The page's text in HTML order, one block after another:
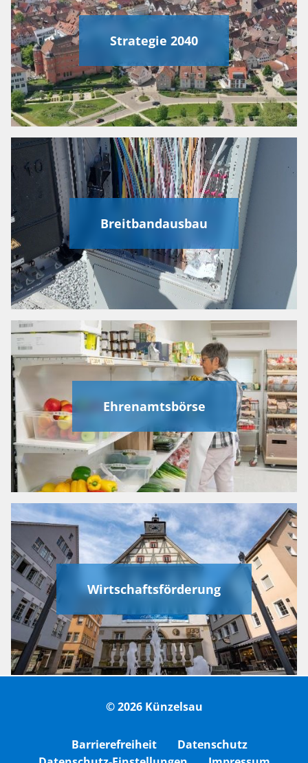
Strategie 2040
Breitbandausbau
Ehrenamtsbörse
Wirtschaftsförderung
© 2026 Künzelsau
Barrierefreiheit
Datenschutz